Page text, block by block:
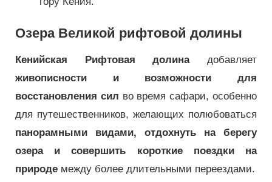
Озера Великой рифтовой долины
Кенийская Рифтовая долинадобавляет
живописности и возможности для
восстановления сил во время сафари, особенно
для путешественников, желающих полюбоваться
панорамными видами, отдохнуть на берегу
озера и совершить короткие поездки на
природе между более длительными переездами.